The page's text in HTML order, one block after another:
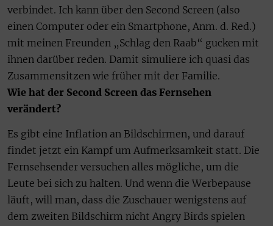
verbindet. Ich kann über den Second Screen (also
einen Computer oder ein Smartphone, Anm. d. Red.)
mit meinen Freunden „Schlag den Raab“ gucken mit
ihnen darüber reden. Damit simuliere ich quasi das
Zusammensitzen wie früher mit der Familie.
Wie hat der Second Screen das Fernsehen
verändert?
Es gibt eine Inflation an Bildschirmen, und darauf
findet jetzt ein Kampf um Aufmerksamkeit statt. Die
Fernsehsender versuchen alles mögliche, um die
Leute bei sich zu halten. Und wenn die Werbepause
läuft, will man, dass die Zuschauer wenigstens auf
dem zweiten Bildschirm nicht Angry Birds spielen